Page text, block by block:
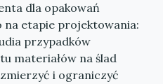
dla opakowań
na etapie projektowania:
przypadków
materiałów na ślad
i ograniczyć